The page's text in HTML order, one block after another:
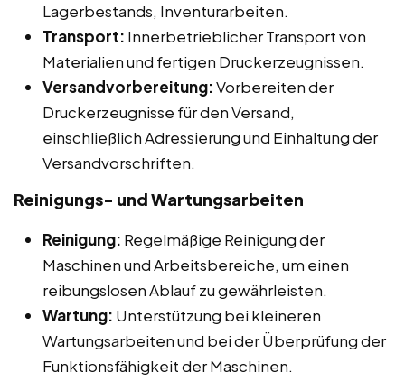
Lagerbestands, Inventurarbeiten.
Transport: Innerbetrieblicher Transport von
Materialien und fertigen Druckerzeugnissen.
Versandvorbereitung:Vorbereiten der
Druckerzeugnisse für den Versand,
einschließlich Adressierung und Einhaltung der
Versandvorschriften.
Reinigungs- und Wartungsarbeiten
Reinigung: Regelmäßige Reinigung der
Maschinen und Arbeitsbereiche, um einen
reibungslosen Ablauf zu gewährleisten.
Wartung: Unterstützung bei kleineren
Wartungsarbeiten und bei der Überprüfung der
Funktionsfähigkeit der Maschinen.